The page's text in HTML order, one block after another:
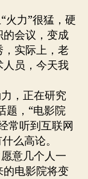
google
力”很猛，硬
会议，变成
实际上，老
员，今天我
，正在研究
题，“电影院
常听到互联网
么高论。
意几个人一
电影院将变